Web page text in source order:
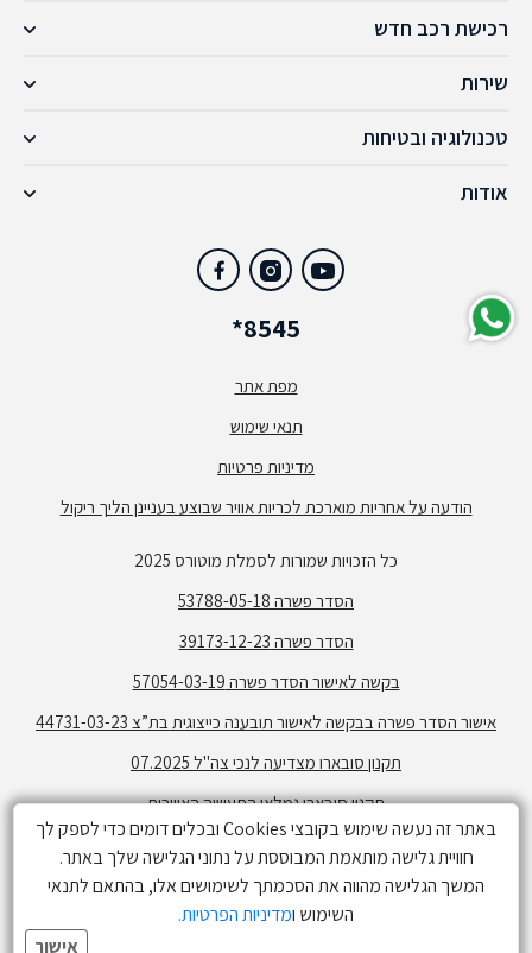
באתר זה נעשה שימוש בקובצי Cookies ובכלים דומים כדי לספק לך
חוויית גלישה מותאמת המבוססת על נתוני הגלישה שלך באתר.
המשך הגלישה מהווה את הסכמתך לשימושים אלו, בהתאם לתנאי
השימוש ומדיניות הפרטיות.
אישור
רכישת רכב חדש
שירות
טכנולוגיה ובטיחות
אודות
*8545
מפת אתר
תנאי שימוש
מדיניות פרטיות
הודעה על אחריות מוארכת לכריות אוויר שבוצע בעניינן הליך ריקול
כל הזכויות שמורות לסמלת מוטורס 2025
הסדר פשרה 53788-05-18
הסדר פשרה 39173-12-23
בקשה לאישור הסדר פשרה 57054-03-19
אישור הסדר פשרה בבקשה לאישור תובענה כייצוגית בת”צ 44731-03-23
תקנון סובארו מצדיעה לנכי צה"ל 07.2025
תקנון סובארו גמלאי התעשיה האווירית
תקנון פעילות גולשים -בלוז כנעני
תקנון מימון קרוסטרק ללא ריבית
זמינות הדגמים השונים בכפוף למלאי. התמונות המפרטים והנתונים הנ"ל
הינם בעלי אופי של מידע כללי בלבד ואינם זמינים בכל הדגמים או רמות